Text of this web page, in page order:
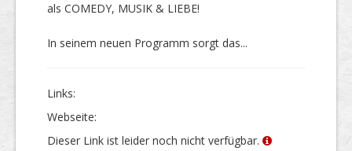
als COMEDY, MUSIK & LIEBE!
In seinem neuen Programm sorgt das...
Links:
Webseite:
Dieser Link ist leider noch nicht verfügbar.